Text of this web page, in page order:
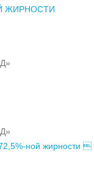
ЖИРНОСТИ
ной жирности 